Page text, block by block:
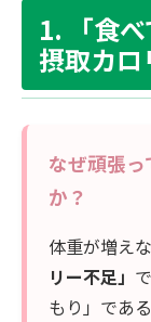
1. 「食
摂取カロ
なぜ頑張
か？
体重が増え
リー不足」
もり」であ